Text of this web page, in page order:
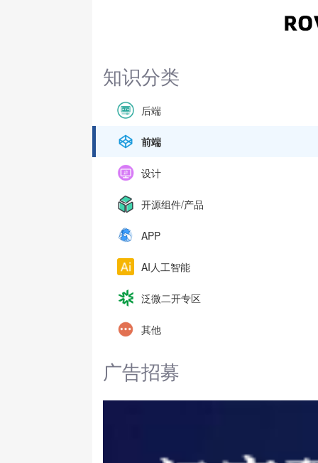
知识分类
后端
前端
设计
开源组件/产品
APP
AI人工智能
泛微二开专区
其他
广告招募